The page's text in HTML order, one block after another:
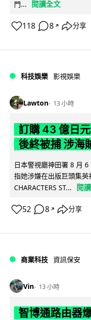
門...
閱讀全文
118 8 ↗ 分享
科技娛樂 影視娛樂
Lawton 13 小時
訂購 43 億日
後終被捕 涉海
日本警視廳神田署 8 月
指她涉嫌在出版巨頭集英
CHARACTERS ST...
閱
52 8 ↗ 分享
商業科技 資訊保安
Vin 13 小時
智博通路由器